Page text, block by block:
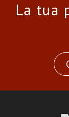
La tua